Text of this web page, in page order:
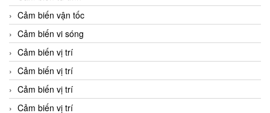
Cảm biến vận tốc
Cảm biến vi sóng
Cảm biến vị trí
Cảm biến vị trí
Cảm biến vị trí
Cảm biến vị trí